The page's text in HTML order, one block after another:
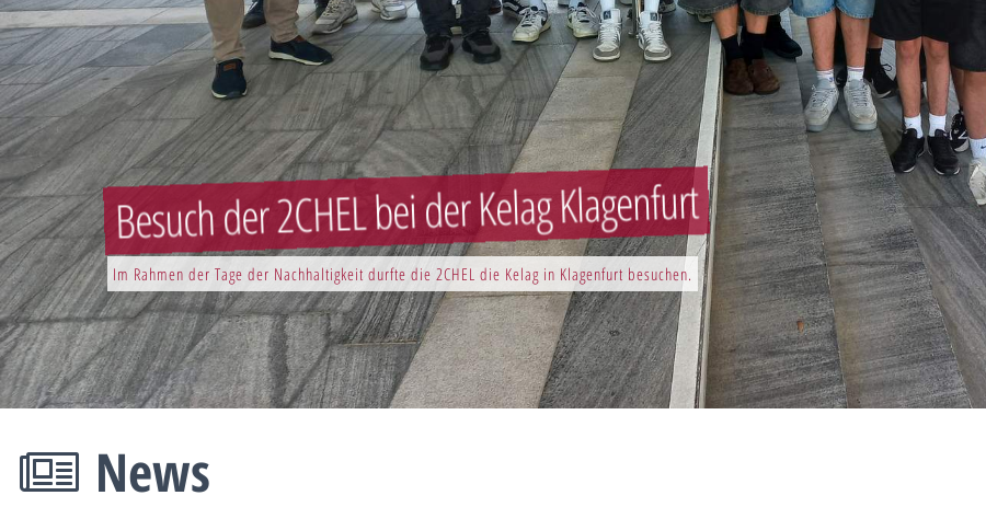
Im Rahmen der Tage der Nachhaltigkeit durfte die 2CHEL die Kelag in Klagenfurt besuchen.
Besuch der 2CHEL bei der Kelag Klagenfurt
News